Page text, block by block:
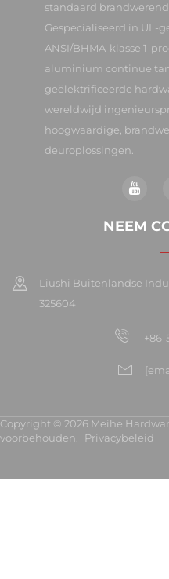
standaard
Gespecialiseerd in UL-
ANSI/BHMA-klasse 1-
aluminium continue
geëlektrificeerde
wereldwijd
hoogwaardige,
deuroplossingen.
NEEM
Liushi Buitenlandse
325604
+86-
Copyright © 2026 Meihe
voorbehouden.
Privacybeleid